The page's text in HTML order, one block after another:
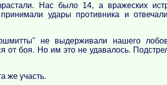
Нас было 14, а вражеских
удары противника и
не выдерживали нашего
от боя. Но им это не удавалось.
же участь.